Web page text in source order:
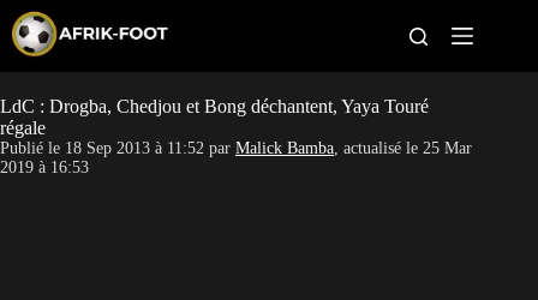
p
t
o
c
o
CAN féminine
LdC : Drogba, Chedjou et Bong déchantent, Yaya Touré
régale
Publié le 18 Sep 2013 à 11:52 par Malick Bamba, actualisé le 25 Mar
2019 à 16:53